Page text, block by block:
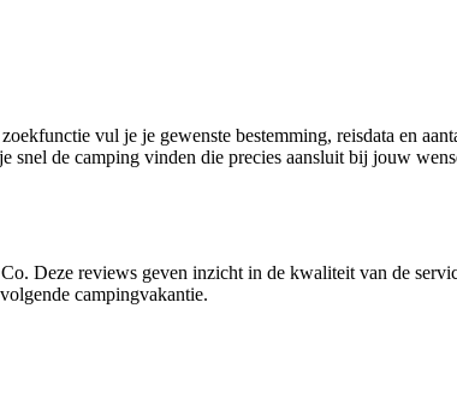
vul je je gewenste bestemming, reisdata en
de camping vinden die precies aansluit bij jouw
Deze reviews geven inzicht in de kwaliteit van de
campingvakantie.